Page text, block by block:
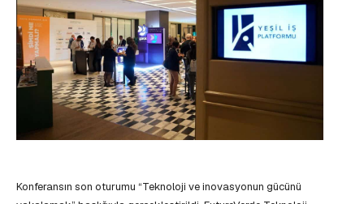
Konferansın son oturumu “Teknoloji ve inovasyonun gücünü